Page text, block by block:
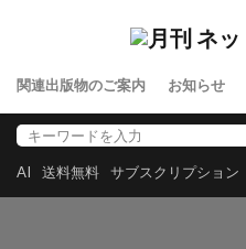
関連出版物のご案内 お知らせ
AI 送料無料 サブスクリプション